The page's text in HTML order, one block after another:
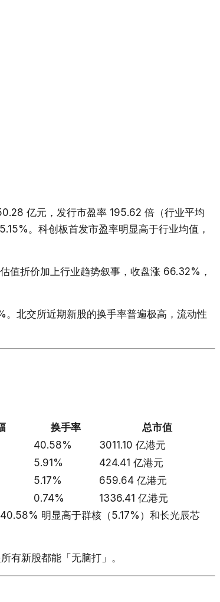
亿元，发行市盈率 195.62 倍（行业平均
。科创板首发市盈率明显高于行业均值，
值折价加上行业趋势叙事，收盘涨 66.32%，
。北交所近期新股的换手率普遍极高，流动性
换手率
总市值
40.58%
3011.10 亿港元
5.91%
424.41 亿港元
5.17%
659.64 亿港元
0.74%
1336.41 亿港元
明显高于群核（5.17%）和长光辰芯
有新股都能「无脑打」。